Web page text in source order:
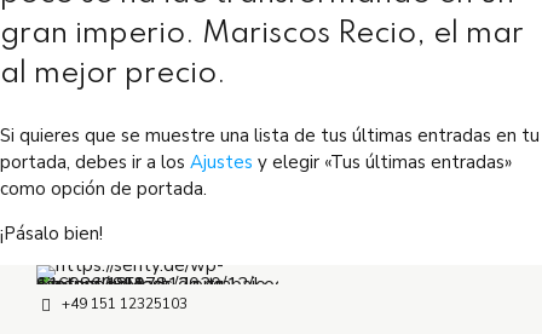
gran imperio. Mariscos Recio, el mar
al mejor precio.
Si quieres que se muestre una lista de tus últimas entradas en tu
portada, debes ir a los Ajustes y elegir «Tus últimas entradas»
como opción de portada.
¡Pásalo bien!
+49 151 12325103